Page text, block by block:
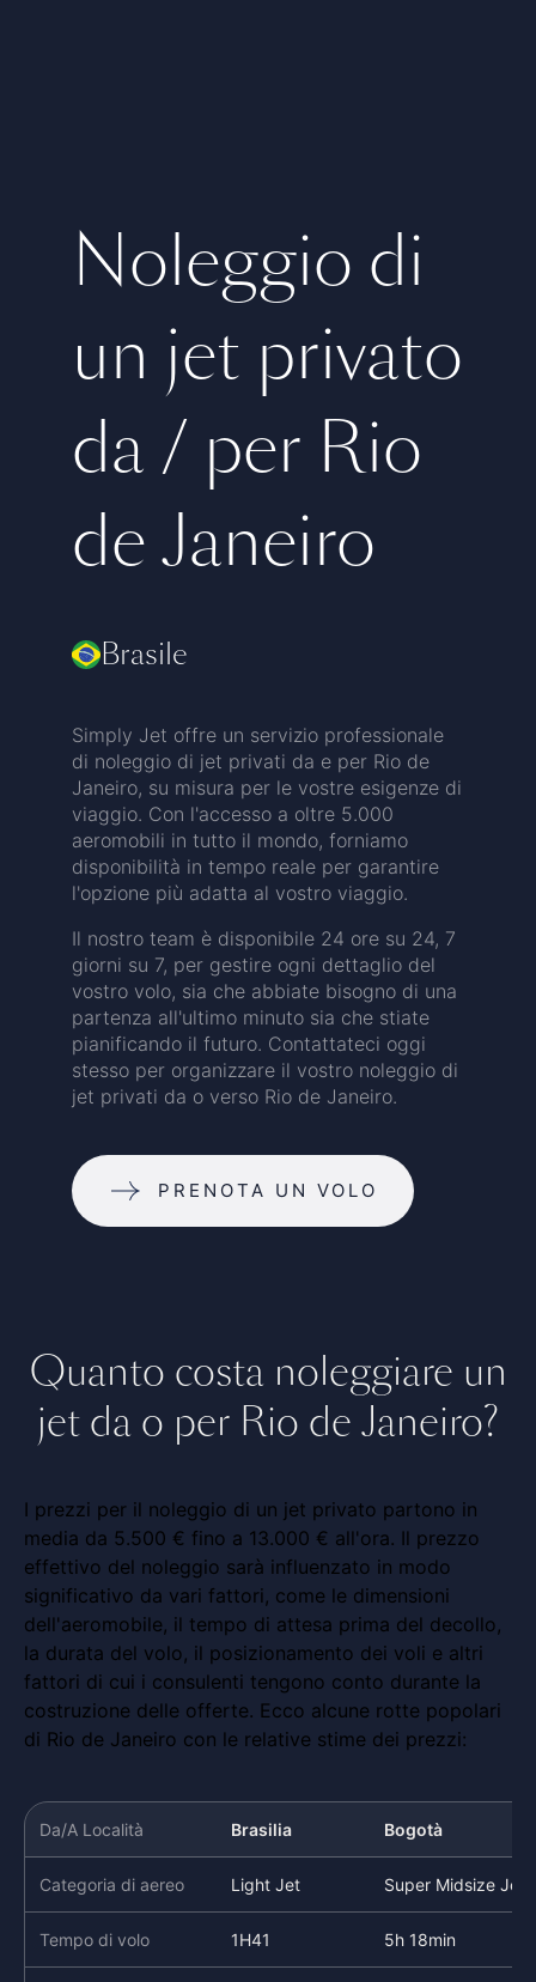
Noleggio di
un jet privato
da / per Rio
de Janeiro
Brasile
Simply Jet offre un servizio professionale
di noleggio di jet privati da e per Rio de
Janeiro, su misura per le vostre esigenze di
viaggio. Con l'accesso a oltre 5.000
aeromobili in tutto il mondo, forniamo
disponibilità in tempo reale per garantire
l'opzione più adatta al vostro viaggio.
Il nostro team è disponibile 24 ore su 24, 7
giorni su 7, per gestire ogni dettaglio del
vostro volo, sia che abbiate bisogno di una
partenza all'ultimo minuto sia che stiate
pianificando il futuro. Contattateci oggi
stesso per organizzare il vostro noleggio di
jet privati da o verso Rio de Janeiro.
PRENOTA UN VOLO
Quanto costa noleggiare un
jet da o per Rio de Janeiro?
I prezzi per il noleggio di un jet privato partono in
media da 5.500 € fino a 13.000 € all'ora. Il prezzo
effettivo del noleggio sarà influenzato in modo
significativo da vari fattori, come le dimensioni
dell'aeromobile, il tempo di attesa prima del decollo,
la durata del volo, il posizionamento dei voli e altri
fattori di cui i consulenti tengono conto durante la
costruzione delle offerte. Ecco alcune rotte popolari
di Rio de Janeiro con le relative stime dei prezzi:
Da/A Località Brasilia Bogotà
Categoria di aereo Light Jet Super Midsize Jet
Tempo di volo 1H41 5h 18min